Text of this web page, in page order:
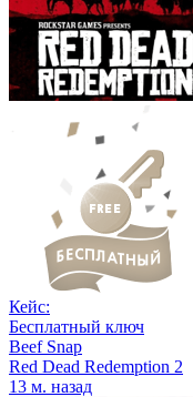
Кейс:
Бесплатный ключ
Beef Snap
Red Dead Redemption 2
13 м. назад